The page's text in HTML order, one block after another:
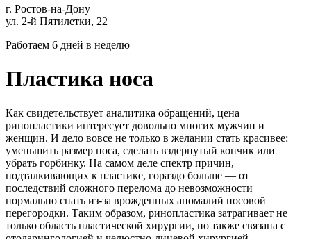
г. Ростов-на-Дону
ул. 2-й Пятилетки, 22
Работаем 6 дней в неделю
Пластика носа
Как свидетельствует аналитика обращений, цена
ринопластики интересует довольно многих мужчин и
женщин. И дело вовсе не только в желании стать красивее:
уменьшить размер носа, сделать вздернутый кончик или
убрать горбинку. На самом деле спектр причин,
подталкивающих к пластике, гораздо больше — от
последствий сложного перелома до невозможности
нормально спать из-за врожденных аномалий носовой
перегородки. Таким образом, ринопластика затрагивает не
только область пластической хирургии, но также связана с